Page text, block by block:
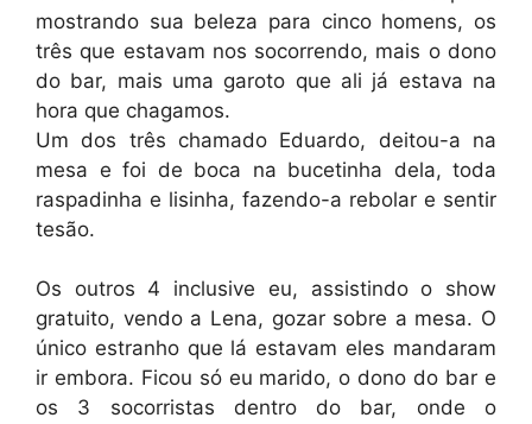
mostrando sua beleza para cinco homens, os
três que estavam nos socorrendo, mais o dono
do bar, mais uma garoto que ali já estava na
hora que chagamos.
Um dos três chamado Eduardo, deitou-a na
mesa e foi de boca na bucetinha dela, toda
raspadinha e lisinha, fazendo-a rebolar e sentir
tesão.
Os outros 4 inclusive eu, assistindo o show
gratuito, vendo a Lena, gozar sobre a mesa. O
único estranho que lá estavam eles mandaram
ir embora. Ficou só eu marido, o dono do bar e
os 3 socorristas dentro do bar, onde o